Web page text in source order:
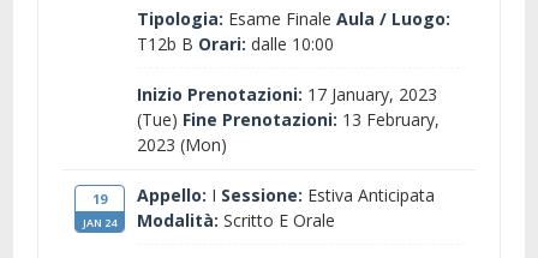
Tipologia: Esame Finale Aula / Luogo:
T12b B Orari: dalle 10:00
Inizio Prenotazioni: 17 January, 2023
(Tue) Fine Prenotazioni: 13 February,
2023 (Mon)
19
JAN 24
Appello: I Sessione: Estiva Anticipata
Modalità: Scritto E Orale